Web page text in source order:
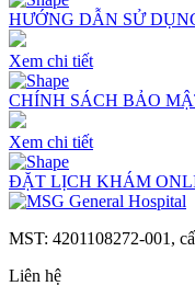
HƯỚNG DẪN SỬ
Xem chi tiết
CHÍNH SÁCH BẢO
Xem chi tiết
ĐẶT LỊCH KHÁM
MST: 4201108272-001,
Liên hệ